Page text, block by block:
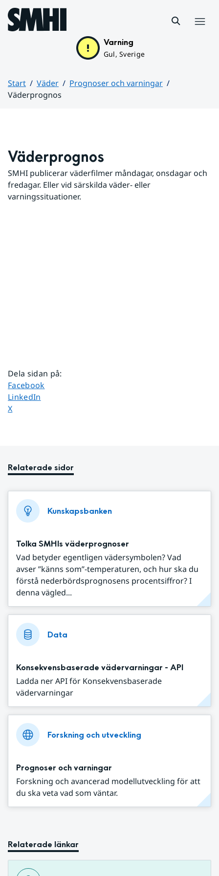
Hoppa till sidans innehåll
Varning
Gul, Sverige
Start Väder
Prognoser och varningar
Väderprognos
Väderprognos
SMHI publicerar väderfilmer måndagar, onsdagar och
fredagar. Eller vid särskilda väder- eller
varningssituationer.
Dela sidan på:
Dela sidan på
Facebook
Dela sidan på
LinkedIn
Dela sidan på
X
Relaterade sidor
Kunskapsbanken
Tolka SMHIs väderprognoser
Vad betyder egentligen vädersymbolen? Vad
avser ”känns som”-temperaturen, och hur ska du
förstå nederbördsprognosens procentsiffror? I
denna vägled...
Data
Konsekvensbaserade vädervarningar - API
Ladda ner API för Konsekvensbaserade
vädervarningar
Forskning och utveckling
Prognoser och varningar
Forskning och avancerad modellutveckling för att
du ska veta vad som väntar.
Relaterade länkar